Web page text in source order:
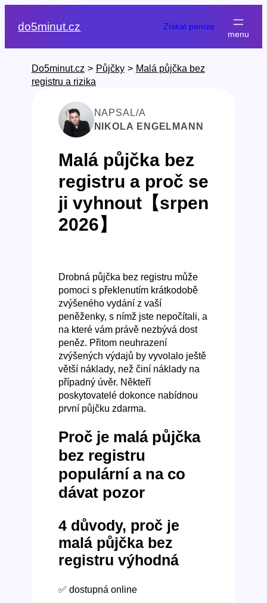
do5minut.cz Získat peníze
Do5minut.cz > Půjčky > Malá půjčka bez
registru a rizika
NAPSAL/A
NIKOLA ENGELMANN
Malá půjčka bez
registru a proč se
ji vyhnout【srpen
2026】
Drobná půjčka bez registru může
pomoci s překlenutím krátkodobě
zvýšeného vydání z vaší
peněženky, s nímž jste nepočítali, a
na které vám právě nezbývá dost
peněz. Přitom neuhrazení
zvýšených výdajů by vyvolalo ještě
větší náklady, než činí náklady na
případný úvěr. Někteří
poskytovatelé dokonce nabídnou
první půjčku zdarma.
Proč je malá půjčka
bez registru
populární a na co
dávat pozor
4 důvody, proč je
malá půjčka bez
registru výhodná
✅ dostupná online